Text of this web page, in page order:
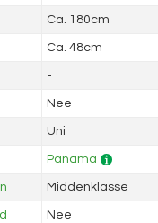
Ca. 180cm
Ca. 48cm
-
Nee
Uni
Panama
Middenklasse
Nee